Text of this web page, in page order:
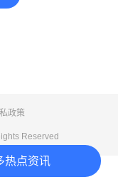
热点资讯
政策
Reserved